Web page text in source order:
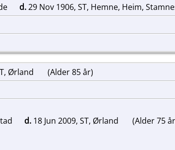
d.29 Nov 1906, ST, Hemne, Heim,
Ørland (Alder 85 år)
d. 18 Jun 2009, ST, Ørland
(Alder 75